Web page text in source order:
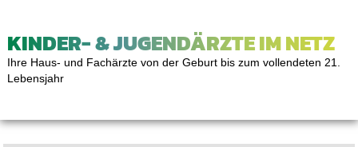
KINDER- & JUGENDÄRZTE IM NETZ
Ihre Haus- und Fachärzte von der Geburt bis zum vollendeten 21.
Lebensjahr